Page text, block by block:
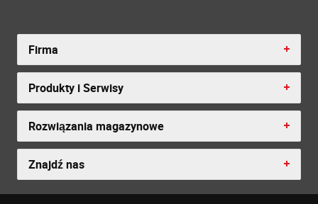
Firma
Produkty i Serwisy
Rozwiązania magazynowe
Znajdź nas